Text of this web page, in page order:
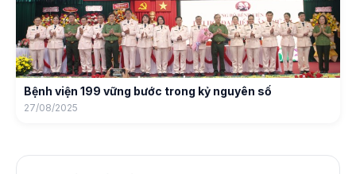
Bệnh viện 199 vững bước trong kỷ nguyên số
27/08/2025